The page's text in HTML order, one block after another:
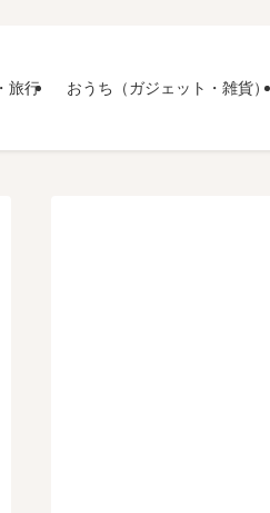
旅行 おうち（ガジェット・雑貨）